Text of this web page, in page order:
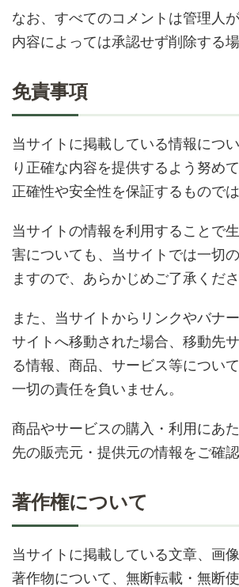
なお、すべてのコメントは管理人
内容によっては承認せず削除する
免責事項
当サイトに掲載している情報につ
り正確な内容を提供するよう努め
正確性や安全性を保証するものでは
当サイトの情報を利用することで
害についても、当サイトでは一切
ますので、あらかじめご了承くださ
また、当サイトからリンクやバナ
サイトへ移動された場合、移動先
る情報、商品、サービス等につい
一切の責任を負いません。
商品やサービスの購入・利用にあ
先の販売元・提供元の情報をご確認
著作権について
当サイトに掲載している文章、画
著作物について、無断転載・無断